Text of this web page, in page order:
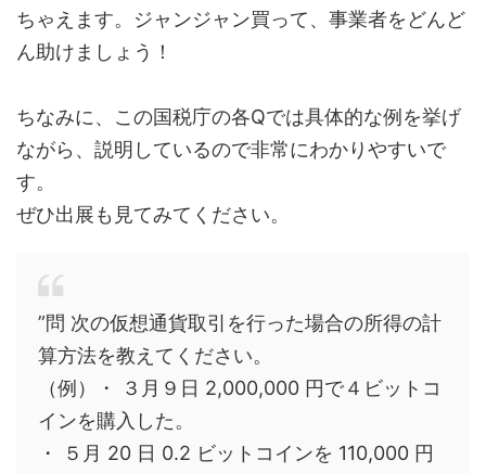
ちゃえます。ジャンジャン買って、事業者をどんど
ん助けましょう！
ちなみに、この国税庁の各Qでは具体的な例を挙げ
ながら、説明しているので非常にわかりやすいで
す。
ぜひ出展も見てみてください。
”問 次の仮想通貨取引を行った場合の所得の計
算方法を教えてください。
（例）・ ３月９日 2,000,000 円で４ビットコ
インを購入した。
・ ５月 20 日 0.2 ビットコインを 110,000 円